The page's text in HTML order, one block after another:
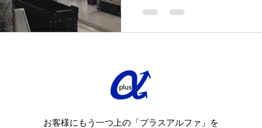
お客様にもう一つ上の「プラスアルファ」を